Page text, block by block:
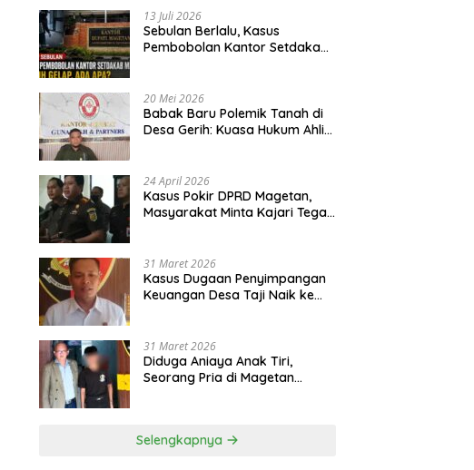
13 Juli 2026
Sebulan Berlalu, Kasus
Pembobolan Kantor Setdakab
20 Mei 2026
Babak Baru Polemik Tanah di
Desa Gerih: Kuasa Hukum Ahli
24 April 2026
Kasus Pokir DPRD Magetan,
Masyarakat Minta Kajari Tegak
31 Maret 2026
Kasus Dugaan Penyimpangan
Keuangan Desa Taji Naik ke
31 Maret 2026
Diduga Aniaya Anak Tiri,
Seorang Pria di Magetan
Selengkapnya